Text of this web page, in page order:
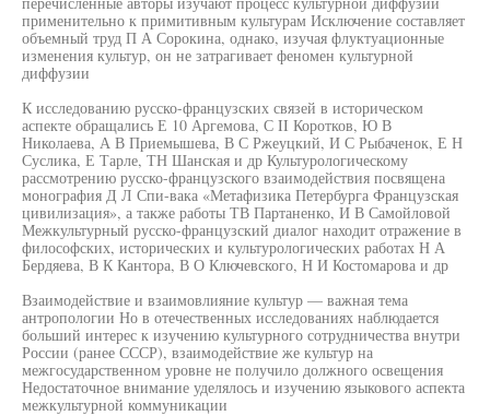
применительно к примитивным культурам Исключение составляет
объемный труд П А Сорокина, однако, изучая флуктуационные
изменения культур, он не затрагивает феномен культурной
диффузии
К исследованию русско-французских связей в историческом
аспекте обращались Е 10 Аргемова, С II Коротков, Ю В
Николаева, А В Приемышева, В С Ржеуцкий, И С Рыбаченок, Е Н
Суслика, Е Тарле, ТН Шанская и др Культурологическому
рассмотрению русско-французского взаимодействия посвящена
монография Д Л Спи-вака «Метафизика Петербурга Французская
цивилизация», а также работы ТВ Партаненко, И В Самойловой
Межкультурный русско-французский диалог находит отражение в
философских, исторических и культурологических работах Н А
Бердяева, В К Кантора, В О Ключевского, Н И Костомарова и др
Взаимодействие и взаимовлияние культур — важная тема
антропологии Но в отечественных исследованиях наблюдается
больший интерес к изучению культурного сотрудничества внутри
России (ранее СССР), взаимодействие же культур на
межгосударственном уровне не получило должного освещения
Недостаточное внимание уделялось и изучению языкового аспекта
межкультурной коммуникации